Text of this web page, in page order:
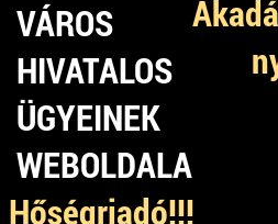
VÁROS
HIVATALOS
ÜGYEINEK
WEBOLDALA
Hőségriadó!!!